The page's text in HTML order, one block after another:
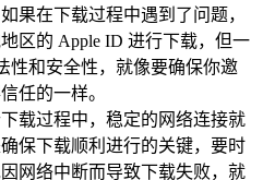
果在下载过程中遇到了问题，
区的 Apple ID 进行下载，但一
性和安全性，就像要确保你邀
任的一样。
载过程中，稳定的网络连接就
保下载顺利进行的关键，要时
网络中断而导致下载失败，就